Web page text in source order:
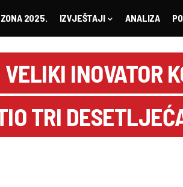
2025. IZVJEŠTAJI ANALIZA
VELIKI INOVATOR
TRI